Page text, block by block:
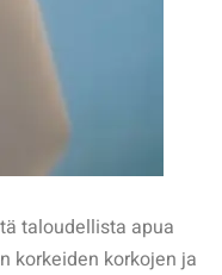
taloudellista apua
korkeiden korkojen ja